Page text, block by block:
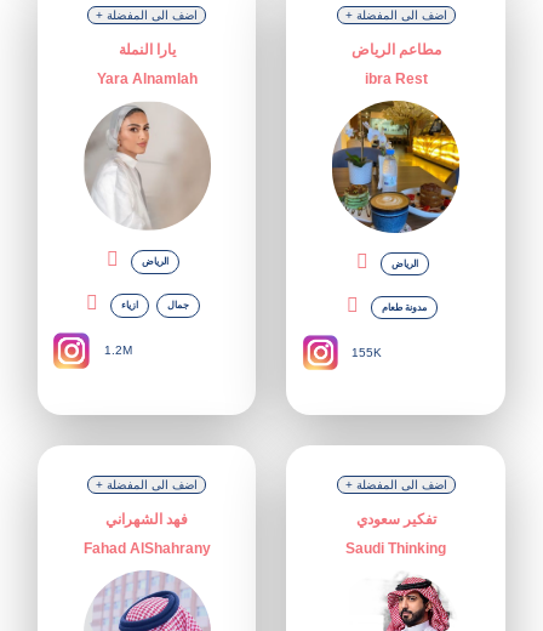
+ اضف الى المفضلة
يارا النملة
Yara Alnamlah
الرياض
ازياء جمال
1.2M
+ اضف الى المفضلة
مطاعم الرياض
ibra Rest
الرياض
مدونة طعام
155K
+ اضف الى المفضلة
فهد الشهراني
Fahad AlShahrany
+ اضف الى المفضلة
تفكير سعودي
Saudi Thinking